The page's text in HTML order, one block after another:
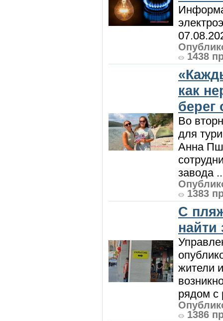
1438
как
берег
Во
для
Анна
завода
1383
С
жители
рядом с
1386